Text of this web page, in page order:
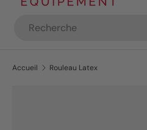
Accueil Rouleau Latex